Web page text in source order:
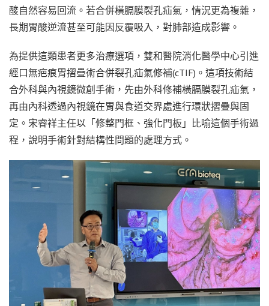
酸自然容易回流。若合併橫膈膜裂孔疝氣，情況更為複雜，
長期胃酸逆流甚至可能因反覆吸入，對肺部造成影響。
為提供這類患者更多治療選項，雙和醫院消化醫學中心引進
經口無疤痕胃摺疊術合併裂孔疝氣修補(cTIF)。這項技術結
合外科與內視鏡微創手術，先由外科修補橫膈膜裂孔疝氣，
再由內科透過內視鏡在胃與食道交界處進行環狀摺疊與固
定。宋睿祥主任以「修整門框、強化門板」比喻這個手術過
程，說明手術針對結構性問題的處理方式。